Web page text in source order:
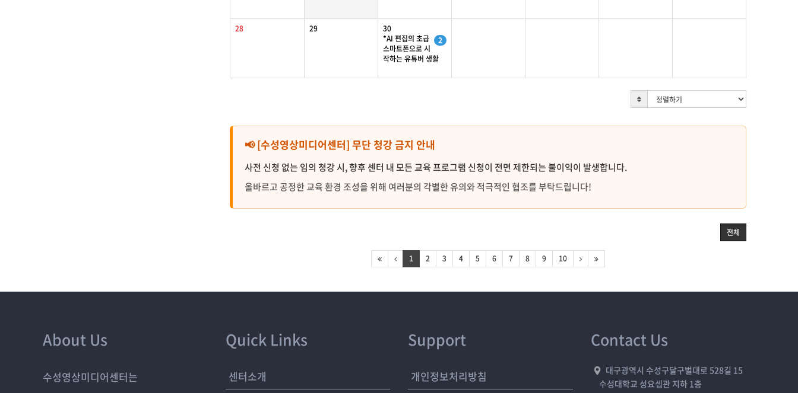
28 29
30
2
*AI 편집의 초급
스마트폰으로 시
작하는 유튜버 생활
📢 [수성영상미디어센터] 무단 청강 금지 안내
사전 신청 없는 임의 청강 시, 향후 센터 내 모든 교육 프로그램 신청이 전면 제한되는 불이익이 발생합니다.
올바르고 공정한 교육 환경 조성을 위해 여러분의 각별한 유의와 적극적인 협조를 부탁드립니다!
전체
1 2 3 4 5 6 7 8 9 10
About Us
수성영상미디어센터는
Quick Links
센터소개
Support
개인정보처리방침
Contact Us
대구광역시 수성구달구벌대로 528길 15
수성대학교 성요셉관 지하 1층